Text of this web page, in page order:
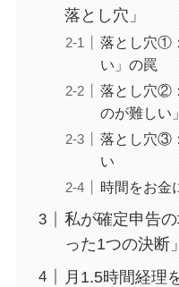
落とし穴」
落とし穴①
い」の罠
落とし穴②
のが難しい
落とし穴③
い
時間をお金
私が確定申告
った1つの決断」
月1.5時間経理